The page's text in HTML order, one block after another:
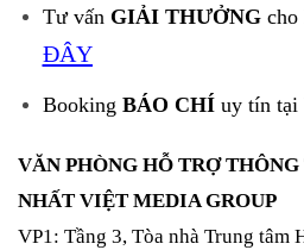
Tư vấn GIẢI THƯỞNGcho
ĐÂY
Booking BÁO CHÍuy tín tại
VĂN PHÒNG HỖ TRỢ
NHẤT VIỆT MEDIA GROUP
VP1: Tầng 3, Tòa nhà Trung tâm